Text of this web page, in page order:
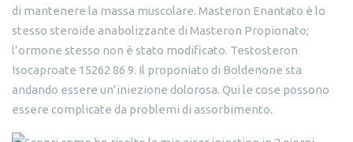
di mantenere la massa muscolare. Masteron Enantato è lo
stesso steroide anabolizzante di Masteron Propionato;
l’ormone stesso non è stato modificato. Testosteron
Isocaproate 15262 86 9. Il proponiato di Boldenone sta
andando essere un’iniezione dolorosa. Qui le cose possono
essere complicate da problemi di assorbimento.